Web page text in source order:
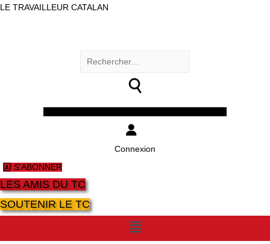
LE TRAVAILLEUR CATALAN
Rechercher :
Connexion
S'ABONNER
LES AMIS DU TC
SOUTENIR LE TC
Menu